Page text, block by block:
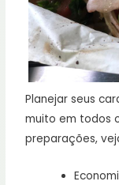
Planejar seus
muito em todos
preparações,